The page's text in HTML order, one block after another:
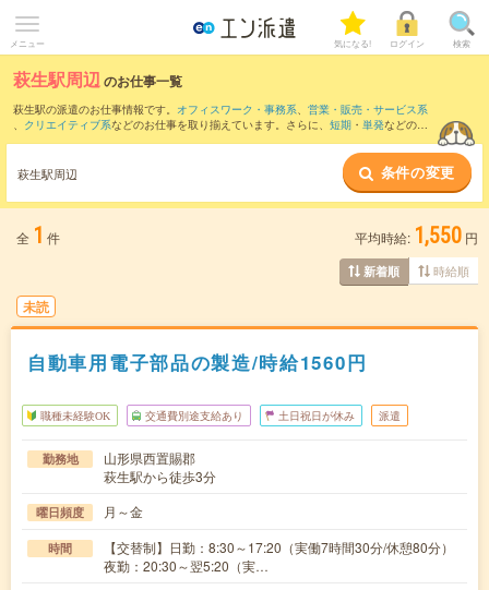
メニュー 気になる! ログイン 検索
萩生駅周辺のお仕事一覧
萩生駅の派遣のお仕事情報です。 オフィスワーク・事務系、 営業・販売・サービス系
、 クリエイティブ系などのお仕事を取り揃えています。さらに、 短期 ・ 単発などの期
また、今泉(山形県)駅 時庭駅
など近隣駅
のお仕事もご確認いただけます。
萩生駅周辺 条件の変更
全 1 件 平均時給: 1,550 円
新着順 時給順
未読
自動車用電子部品の製造/時給1560円
職種未経験OK 交通費別途支給あり 土日祝日が休み 派遣
勤務地
山形県西置賜郡
萩生駅から徒歩3分
曜日頻度 月～金
時間
【交替制】日勤：8:30～17:20（実働7時間30分/休憩80分）
夜勤：20:30～翌5:20（実…